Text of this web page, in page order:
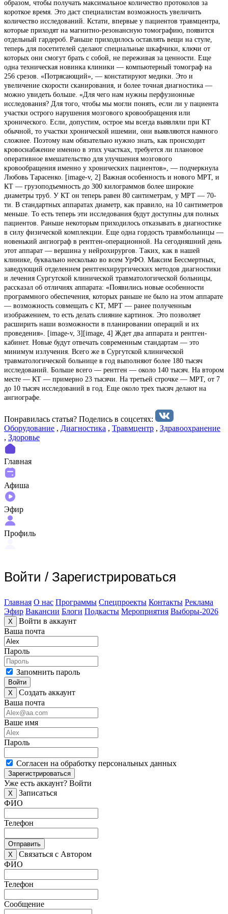
образом, чтобы получать максимальное количество протоколов за
короткое время. Это даст специалистам возможность увеличить
количество исследований. Кстати, впервые у пациентов травмцентра,
которые приходят на магнитно-резонансную томографию, появится
отдельный гардероб. Раньше приходилось оставлять вещи на стуле,
теперь для посетителей сделают специальные шкафчики, ключи от
которых они смогут брать с собой, не переживая за ценности. Еще
одна техническая новинка клиники — компьютерный томограф на
256 срезов. «Потрясающий», — констатируют медики. Это и
увеличение скорости сканирования, и более точная диагностика —
можно увидеть больше. «Для чего нам нужны перфузионные
исследования? Для того, чтобы мы могли понять, если ли у пациента
участки острого нарушения мозгового кровообращения или
хронического. Если, допустим, острое мы всегда выявляли при КТ
обычной, то участки хронической ишемии, они выявляются намного
сложнее. Поэтому нам обязательно нужно знать, как происходит
кровоснабжение именно в этих участках, требуется ли плановое
оперативное вмешательство для улучшения мозгового
кровообращения именно у хронических пациентов», — подчеркнула
Любовь Тарасенко. [image-v, 2] Важная особенность и нового МРТ, и
КТ — грузоподъемность до 300 килограммов более широкие
диаметры труб. У КТ он теперь равен 80 сантиметрам, у МРТ — 70-
ти. В стандартных аппаратах диаметр, как правило, на 10 сантиметров
меньше. То есть теперь эти исследования будут доступны для полных
пациентов. Раньше некоторым приходилось отказывать в диагностике
в силу физической комплекции. Еще одна гордость травмбольницы —
новенький ангиограф в рентген-операционной. На сегодняшний день
этот аппарат — вершина у нейрохирургов. Таких, как в нашей
клинике, буквально несколько во всем УрФО. Максим Бессмертных,
заведующий отделением рентгенхирургических методов диагностики
и лечения Сургутской клинической травматологической больницы,
рассказал об отличиях аппарата: «Появились новые особенности
программного обеспечения, которых раньше не было на этом аппарате
— возможность совмещать с КТ, МРТ — ранее полученным
изображением, то есть делать слияние картинок. Это позволяет
расширить наши возможности в планировании операций и их
проведения». [image-v, 3][image, 4] Ждет два аппарата и рентген-
кабинет. Новые будут отвечать современным стандартам — это
минимум излучения. Всего же в Сургутской клинической
травматологической больнице в год выполняют более 180 тысяч
исследований. Больше всего — рентген — около 140 тысяч. На втором
месте — КТ — примерно 23 тысячи. На третьей строчке — МРТ, от 7
до 10 тысяч исследований в год. Еще около трех тысяч делают на
ангиографе.
Понравилась статья? Поделиcь в соцсетях:
Оборудование , Диагностика , Травмцентр , Здравоохранение
, Здоровье
Главная
Афиша
Эфир
Профиль
Войти / Зарегистрироваться
Главная О нас Программы Спецпроекты Контакты Реклама
Эфир Вакансии Блоги Подкасты Мероприятия Выборы-2026
X
Войти в аккаунт
Ваша почта
Пароль
Запомнить пароль
Войти
X
Создать аккаунт
Ваша почта
Ваше имя
Пароль
Согласен на обработку персональных данных
Зарегистрироваться
Уже есть аккаунт? Войти
X
Записаться
ФИО
Телефон
Отправить
X
Связаться с Автором
ФИО
Телефон
Сообщение